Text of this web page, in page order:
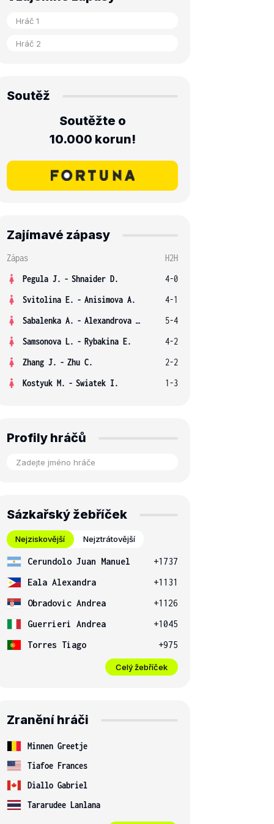
Soutěž
Soutěžte o
10.000 korun!
Zajímavé zápasy
Zápas
H2H
Pegula J. - Shnaider D.
4-0
Svitolina E. - Anisimova A.
4-1
Sabalenka A. - Alexandrova E.
5-4
Samsonova L. - Rybakina E.
4-2
Zhang J. - Zhu C.
2-2
Kostyuk M. - Swiatek I. 1-3
Profily hráčů
Sázkařský žebříček
Nejziskovější Nejztrátovější
Cerundolo Juan Manuel
+1737
Eala Alexandra
+1131
Obradovic Andrea
+1126
Guerrieri Andrea
+1045
Torres Tiago
+975
Celý žebříček
Zranění hráči
Minnen Greetje
Tiafoe Frances
Diallo Gabriel
Tararudee Lanlana